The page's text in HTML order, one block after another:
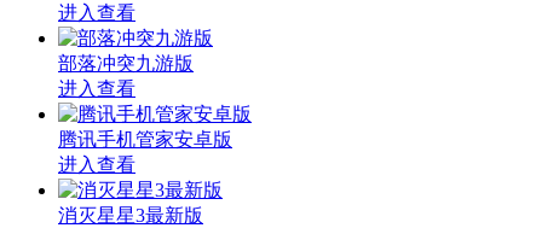
进入查看
部落冲突九游版
进入查看
腾讯手机管家安卓版
进入查看
消灭星星3最新版